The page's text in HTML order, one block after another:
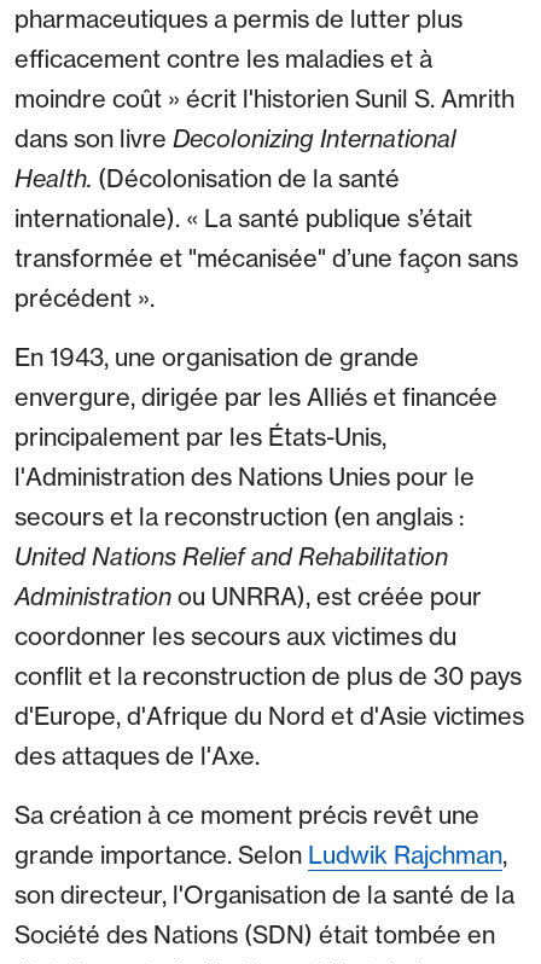
pharmaceutiques a permis de lutter plus
efficacement contre les maladies et à
moindre coût » écrit l'historien Sunil S. Amrith
dans son livre Decolonizing International
Health. (Décolonisation de la santé
internationale). « La santé publique s’était
transformée et "mécanisée" d’une façon sans
précédent ».
En 1943, une organisation de grande
envergure, dirigée par les Alliés et financée
principalement par les États-Unis,
l'Administration des Nations Unies pour le
secours et la reconstruction (en anglais :
United Nations Relief and Rehabilitation
Administration ou UNRRA), est créée pour
coordonner les secours aux victimes du
conflit et la reconstruction de plus de 30 pays
d'Europe, d'Afrique du Nord et d'Asie victimes
des attaques de l'Axe.
Sa création à ce moment précis revêt une
grande importance. Selon Ludwik Rajchman,
son directeur, l'Organisation de la santé de la
Société des Nations (SDN) était tombée en